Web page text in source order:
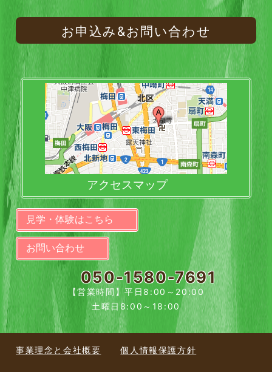
お申込み&お問い合わせ
アクセスマップ
見学・体験はこちら
お問い合わせ
050-1580-7691
【営業時間】平日8:00～20:00
土曜日8:00～18:00
事業理念と会社概要 個人情報保護方針